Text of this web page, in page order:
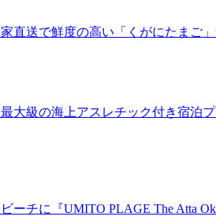
直送で鮮度の高い「くがにたまご
大級の海上アスレチック付き宿泊
ーチに『UMITO PLAGE The Atta